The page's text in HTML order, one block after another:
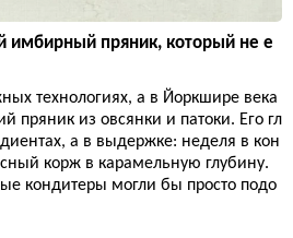
имбирный пряник, который не е
технологиях, а в Йоркшире века
пряник из овсянки и патоки. Его гл
а в выдержке: неделя в кон
корж в карамельную глубину.
кондитеры могли бы просто подо